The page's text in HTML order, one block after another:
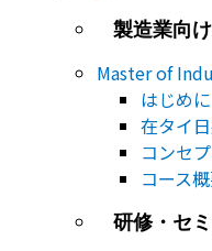
製造業向
Master of
はじめに
在タイ
コンセ
コース
研修・セ